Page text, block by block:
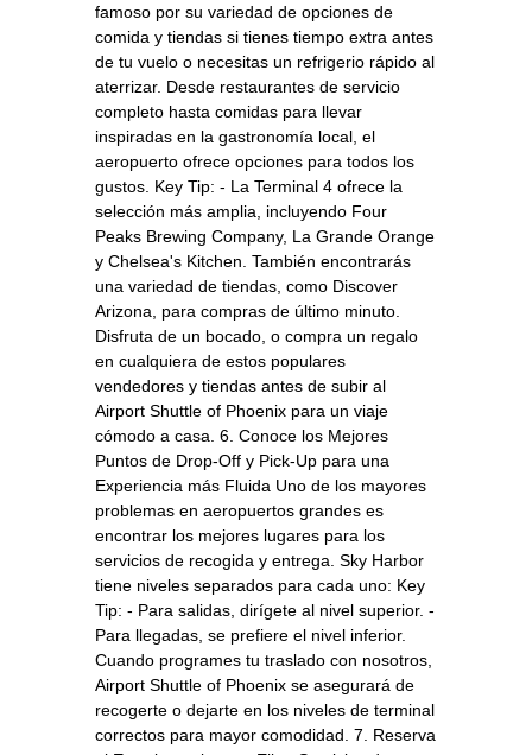
famoso por su variedad de opciones de
comida y tiendas si tienes tiempo extra antes
de tu vuelo o necesitas un refrigerio rápido al
aterrizar. Desde restaurantes de servicio
completo hasta comidas para llevar
inspiradas en la gastronomía local, el
aeropuerto ofrece opciones para todos los
gustos. Key Tip: - La Terminal 4 ofrece la
selección más amplia, incluyendo Four
Peaks Brewing Company, La Grande Orange
y Chelsea's Kitchen. También encontrarás
una variedad de tiendas, como Discover
Arizona, para compras de último minuto.
Disfruta de un bocado, o compra un regalo
en cualquiera de estos populares
vendedores y tiendas antes de subir al
Airport Shuttle of Phoenix para un viaje
cómodo a casa. 6. Conoce los Mejores
Puntos de Drop‑Off y Pick‑Up para una
Experiencia más Fluida Uno de los mayores
problemas en aeropuertos grandes es
encontrar los mejores lugares para los
servicios de recogida y entrega. Sky Harbor
tiene niveles separados para cada uno: Key
Tip: - Para salidas, dirígete al nivel superior. -
Para llegadas, se prefiere el nivel inferior.
Cuando programes tu traslado con nosotros,
Airport Shuttle of Phoenix se asegurará de
recogerte o dejarte en los niveles de terminal
correctos para mayor comodidad. 7. Reserva